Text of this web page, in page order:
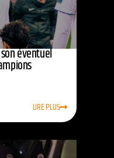
éventuel
LIRE PLUS